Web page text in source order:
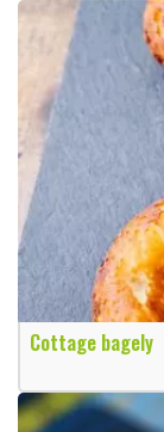
Cottage bagely